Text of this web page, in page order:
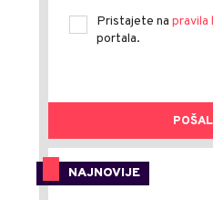
Pristajete na pravila
portala.
NAJNOVIJE